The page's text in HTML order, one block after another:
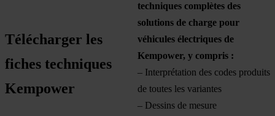
Télécharger les
fiches techniques
Kempower
techniques complètes des
solutions de charge pour
véhicules électriques de
Kempower, y compris :
– Interprétation des codes produits
de toutes les variantes
– Dessins de mesure